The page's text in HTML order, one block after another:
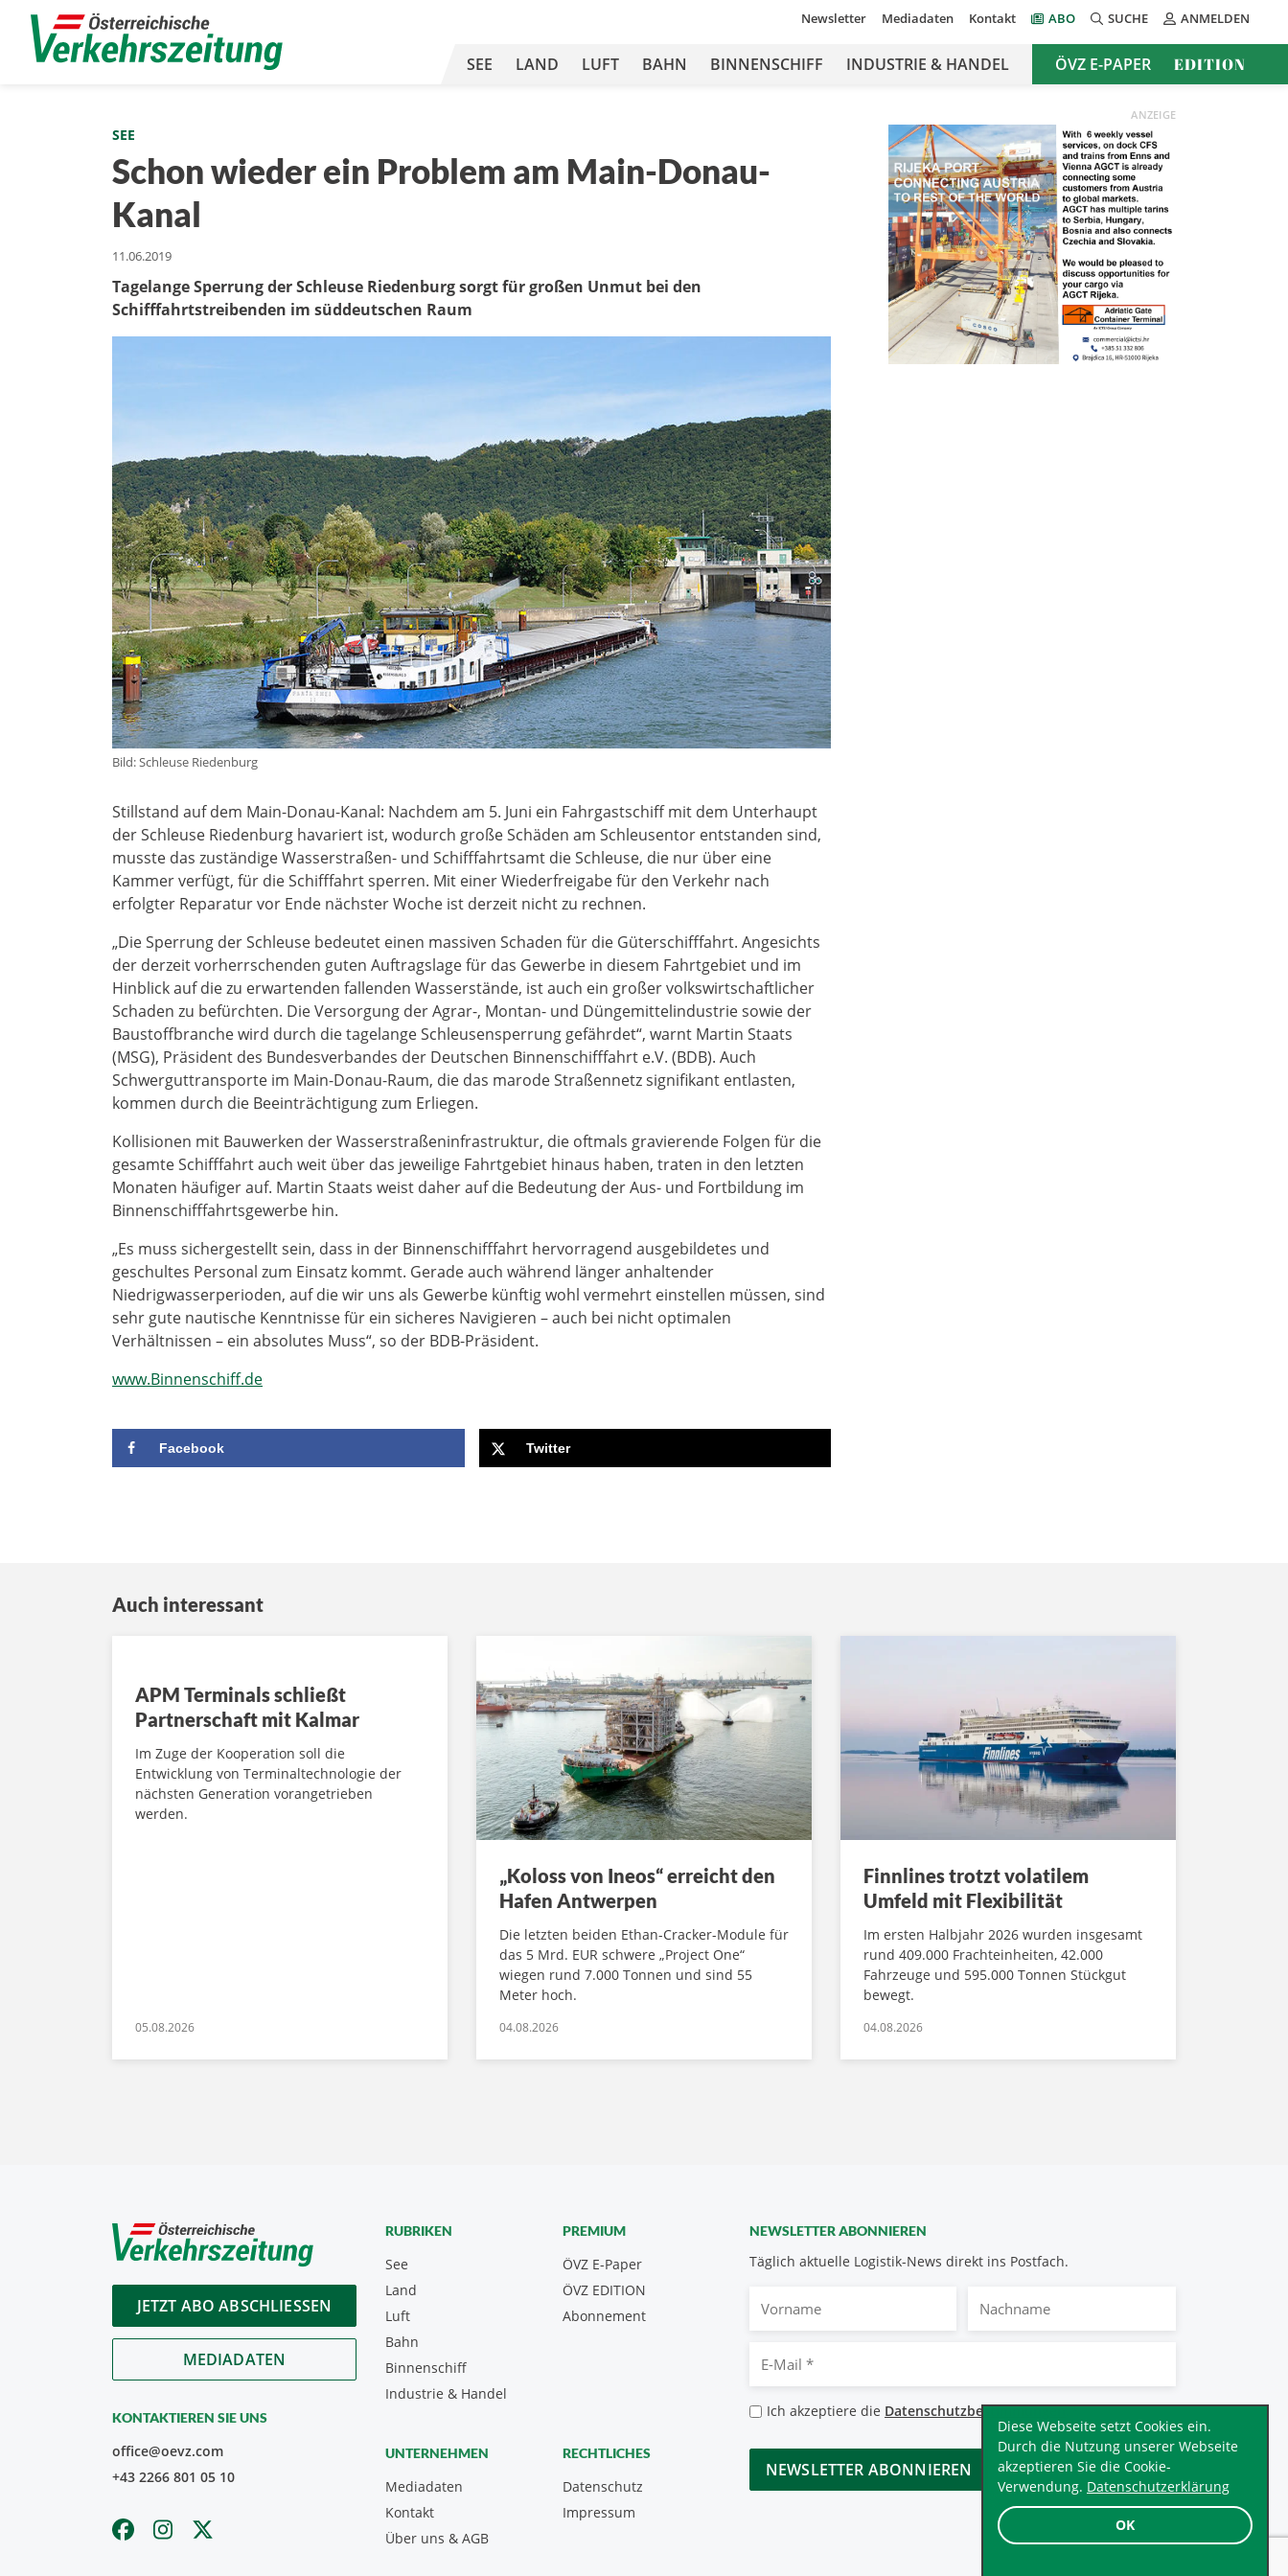
OK
Diese Webseite setzt Cookies ein.
Durch die Nutzung unserer Webseite
akzeptieren Sie die Cookie-
Verwendung. Datenschutzerklärung
Newsletter Mediadaten Kontakt ABO SUCHE ANMELDEN
SEE LAND LUFT BAHN BINNENSCHIFF INDUSTRIE & HANDEL ÖVZ E-PAPER EDITION
SEE
Schon wieder ein Problem am Main-Donau-
Kanal
11.06.2019
Tagelange Sperrung der Schleuse Riedenburg sorgt für großen Unmut bei den
Schifffahrtstreibenden im süddeutschen Raum
Bild: Schleuse Riedenburg
Stillstand auf dem Main-Donau-Kanal: Nachdem am 5. Juni ein Fahrgastschiff mit dem Unterhaupt
der Schleuse Riedenburg havariert ist, wodurch große Schäden am Schleusentor entstanden sind,
musste das zuständige Wasserstraßen- und Schifffahrtsamt die Schleuse, die nur über eine
Kammer verfügt, für die Schifffahrt sperren. Mit einer Wiederfreigabe für den Verkehr nach
erfolgter Reparatur vor Ende nächster Woche ist derzeit nicht zu rechnen.
„Die Sperrung der Schleuse bedeutet einen massiven Schaden für die Güterschifffahrt. Angesichts
der derzeit vorherrschenden guten Auftragslage für das Gewerbe in diesem Fahrtgebiet und im
Hinblick auf die zu erwartenden fallenden Wasserstände, ist auch ein großer volkswirtschaftlicher
Schaden zu befürchten. Die Versorgung der Agrar-, Montan- und Düngemittelindustrie sowie der
Baustoffbranche wird durch die tagelange Schleusensperrung gefährdet“, warnt Martin Staats
(MSG), Präsident des Bundesverbandes der Deutschen Binnenschifffahrt e.V. (BDB). Auch
Schwerguttransporte im Main-Donau-Raum, die das marode Straßennetz signifikant entlasten,
kommen durch die Beeinträchtigung zum Erliegen.
Kollisionen mit Bauwerken der Wasserstraßeninfrastruktur, die oftmals gravierende Folgen für die
gesamte Schifffahrt auch weit über das jeweilige Fahrtgebiet hinaus haben, traten in den letzten
Monaten häufiger auf. Martin Staats weist daher auf die Bedeutung der Aus- und Fortbildung im
Binnenschifffahrtsgewerbe hin.
„Es muss sichergestellt sein, dass in der Binnenschifffahrt hervorragend ausgebildetes und
geschultes Personal zum Einsatz kommt. Gerade auch während länger anhaltender
Niedrigwasserperioden, auf die wir uns als Gewerbe künftig wohl vermehrt einstellen müssen, sind
sehr gute nautische Kenntnisse für ein sicheres Navigieren – auch bei nicht optimalen
Verhältnissen – ein absolutes Muss“, so der BDB-Präsident.
www.Binnenschiff.de
Facebook Twitter
ANZEIGE
Auch interessant
APM Terminals schließt
Partnerschaft mit Kalmar
Im Zuge der Kooperation soll die
Entwicklung von Terminaltechnologie der
nächsten Generation vorangetrieben
werden.
05.08.2026
„Koloss von Ineos“ erreicht den
Hafen Antwerpen
Die letzten beiden Ethan-Cracker-Module für
das 5 Mrd. EUR schwere „Project One“
wiegen rund 7.000 Tonnen und sind 55
Meter hoch.
04.08.2026
Finnlines trotzt volatilem
Umfeld mit Flexibilität
Im ersten Halbjahr 2026 wurden insgesamt
rund 409.000 Frachteinheiten, 42.000
Fahrzeuge und 595.000 Tonnen Stückgut
bewegt.
04.08.2026
JETZT ABO ABSCHLIESSEN
MEDIADATEN
KONTAKTIEREN SIE UNS
office@oevz.com
+43 2266 801 05 10
NEWSLETTER ABONNIEREN
Täglich aktuelle Logistik-News direkt ins Postfach.
Mail
Datenschutzbestimmungen
Ich akzeptiere die Datenschutzbestimmungen.*
CAPTCHA
RUBRIKEN
See
Land
Luft
Bahn
Binnenschiff
Industrie & Handel
PREMIUM
ÖVZ E-Paper
Abonnement
ÖVZ EDITION
UNTERNEHMEN
Mediadaten
Kontakt
Über uns & AGB
RECHTLICHES
Datenschutz
Impressum